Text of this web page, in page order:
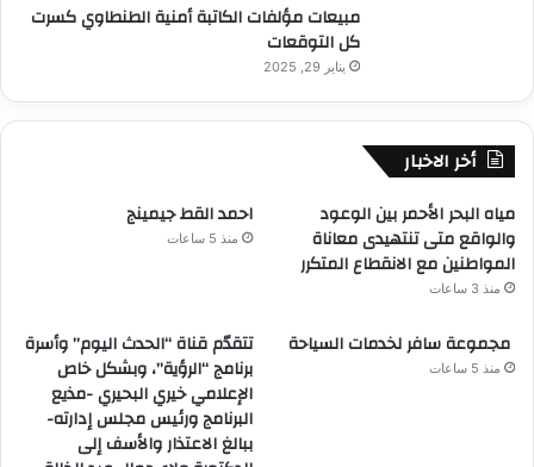
مبيعات مؤلفات الكاتبة أمنية الطنطاوي كسرت
كل التوقعات
يناير 29, 2025
أخر الاخبار
مياه البحر الأحمر بين الوعود
والواقع متى تنتهيدى معاناة
المواطنين مع الانقطاع المتكرر
منذ 3 ساعات
احمد القط جيمينج
منذ 5 ساعات
مجموعة سافر لخدمات السياحة
منذ 5 ساعات
تتقدّم قناة “الحدث اليوم” وأسرة
برنامج “الرؤية”، وبشكل خاص
الإعلامي خيري البحيري -مذيع
البرنامج ورئيس مجلس إدارته-
ببالغ الاعتذار والأسف إلى